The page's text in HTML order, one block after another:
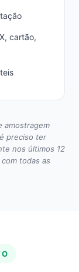
cartão,
amostragem
preciso ter
nos últimos 12
todas as